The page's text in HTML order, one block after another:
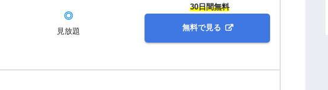
◎
見放題
30日間無料
無料で見る